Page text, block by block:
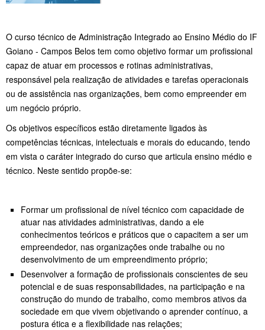
O curso técnico de Administração Integrado ao Ensino Médio do IF
Goiano - Campos Belos tem como objetivo formar um profissional
capaz de atuar em processos e rotinas administrativas,
responsável pela realização de atividades e tarefas operacionais
ou de assistência nas organizações, bem como empreender em
um negócio próprio.
Os objetivos específicos estão diretamente ligados às
competências técnicas, intelectuais e morais do educando, tendo
em vista o caráter integrado do curso que articula ensino médio e
técnico. Neste sentido propõe-se:
Formar um profissional de nível técnico com capacidade de
atuar nas atividades administrativas, dando a ele
conhecimentos teóricos e práticos que o capacitem a ser um
empreendedor, nas organizações onde trabalhe ou no
desenvolvimento de um empreendimento próprio;
Desenvolver a formação de profissionais conscientes de seu
potencial e de suas responsabilidades, na participação e na
construção do mundo de trabalho, como membros ativos da
sociedade em que vivem objetivando o aprender contínuo, a
postura ética e a flexibilidade nas relações;